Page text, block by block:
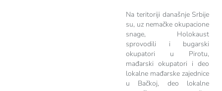
Na teritoriji današnje Srbije
su, uz nemačke okupacione
snage, Holokaust
sprovodili i bugarski
okupatori u Pirotu,
mađarski okupatori i deo
lokalne mađarske zajednice
u Bačkoj, deo lokalne